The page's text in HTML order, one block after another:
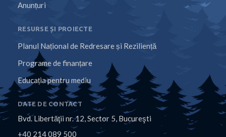
Anunțuri
RESURSE ȘI PROIECTE
Planul Național de Redresare și Reziliență
Programe de finanțare
Educația pentru mediu
DATE DE CONTACT
Bvd. Libertăţii nr. 12, Sector 5, Bucureşti
+40 214 089 500